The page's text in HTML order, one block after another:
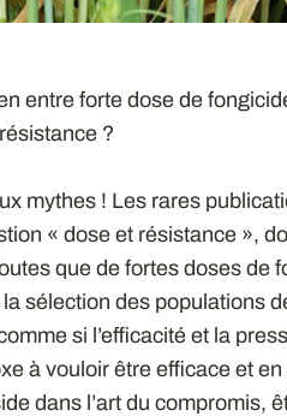
entre forte dose de
?
mythes ! Les rares
« dose et résistance »,
que de fortes doses de
sélection des populations
si l’efficacité et la
à vouloir être efficace et
dans l’art du compromis,